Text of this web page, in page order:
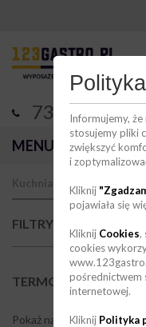
Informujemy,
stosujemy pliki
zwiększyć
i
Kliknij
pojawiała się
Kliknij Cookies,
cookies
pośrednictwem
internetowej.
Kliknij Polityka
736 123 123
MENU
FILTRY
TERMOMETRY(14)
Pokaż na stronie 9